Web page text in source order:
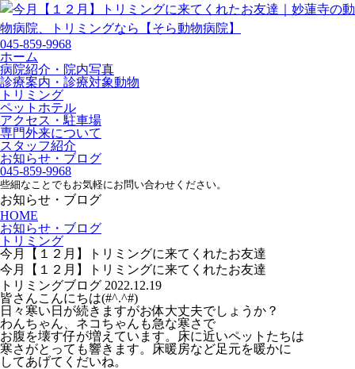
045-859-9968
ホーム
病院紹介・院内写真
診療案内・診療対象動物
トリミング
ペットホテル
アクセス・駐車場
専門外来について
スタッフ紹介
お知らせ・ブログ
045-859-9968
些細なことでもお気軽にお問い合わせください。
お知らせ・ブログ
HOME
お知らせ・ブログ
トリミング
今月【１２月】トリミングに来てくれたお友達
今月【１２月】トリミングに来てくれたお友達
トリミングブログ 2022.12.19
皆さんこんにちは(#^.^#)
日々寒い日が続きますがお体大丈夫でしょうか？
わんちゃん、ネコちゃんも急な寒さで
お腹を壊す仔が増えています。床に近いペットたちは
寒さがとっても響きます。床暖房など足元を暖かに
してあげてくだいね。